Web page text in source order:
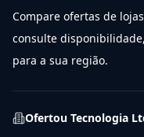
Compare ofertas de
consulte
para a sua região.
Ofertou Tecnologia